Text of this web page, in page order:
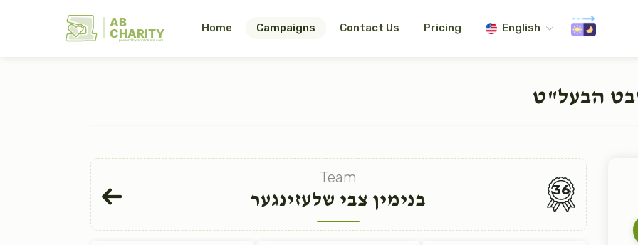
AB
CHARITY
powerd by ahblicklive.com
Home Campaigns Contact Us Pricing English
הבעל"ט
Team
בנימין צבי שלעזינגער 36